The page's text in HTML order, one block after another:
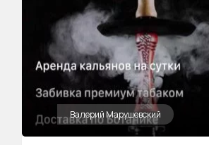
Валерий Марушевский